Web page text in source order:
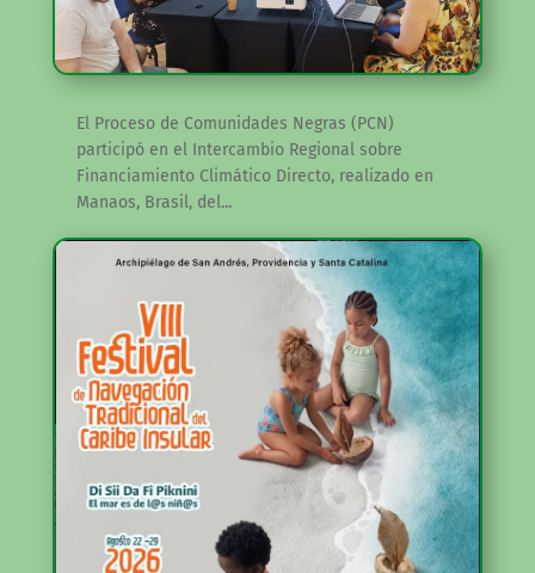
El Proceso de Comunidades Negras (PCN)
participó en el Intercambio Regional sobre
Financiamiento Climático Directo, realizado en
Manaos, Brasil, del...